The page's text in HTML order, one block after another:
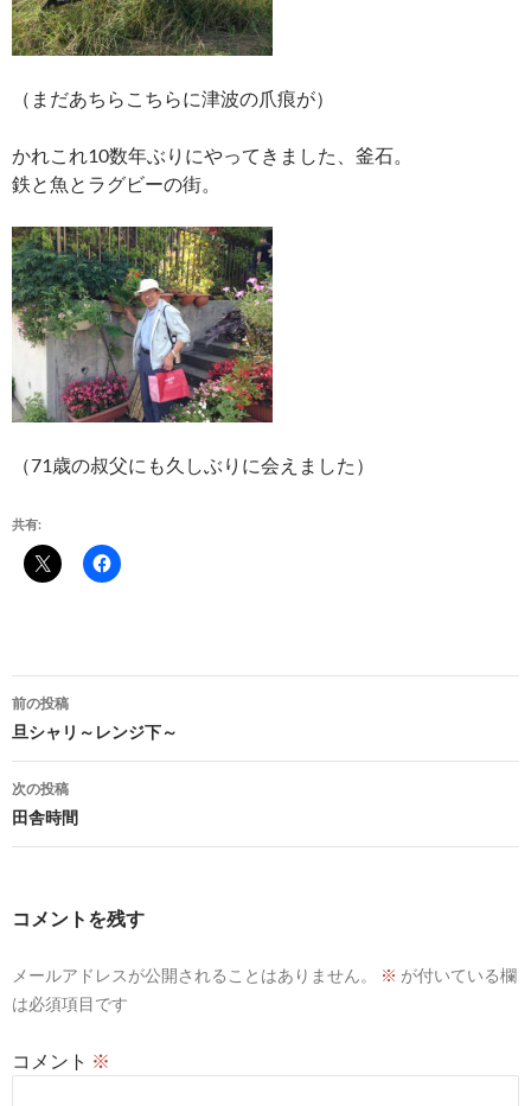
（まだあちらこちらに津波の爪痕が）
かれこれ10数年ぶりにやってきました、釜石。
鉄と魚とラグビーの街。
（71歳の叔父にも久しぶりに会えました）
共有:
投
稿
ナ
ビ
ゲ
ョ
前の投稿
旦シャリ～レンジ下～
次の投稿
田舎時間
コメントを残す
メールアドレスが公開されることはありません。 ※ が付いている欄
は必須項目です
コメント ※